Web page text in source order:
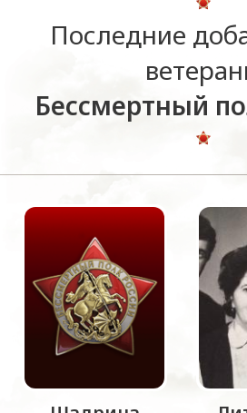
Последние
Бессмертный